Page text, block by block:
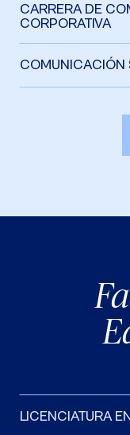
CARRERA DE
CORPORATIVA
COMUNICACIÓN
LICENCIATURA